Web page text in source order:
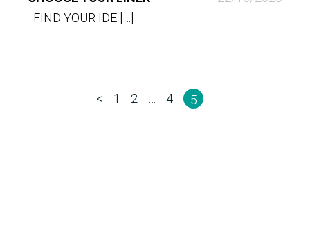
FIND YOUR IDE […]
< 1 2 4 5